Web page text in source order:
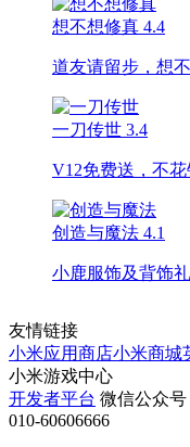
想不想修真 4.4
道友请留步，想
一刀传世 3.4
V12免费送，不
创造与魔法 4.1
小鹿服饰及背饰
友情链接
小米应用商店小米商城
小米游戏中心
开发者平台 微信公众号
010-60606666